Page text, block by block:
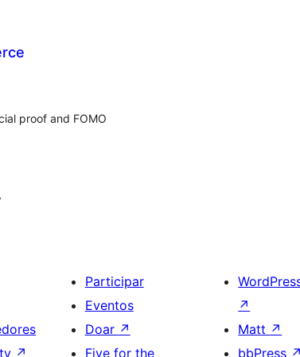
proof and FOMO
↗
Participar
Eventos
Doar ↗
Five for the
↗
Matt ↗
bbPress ↗